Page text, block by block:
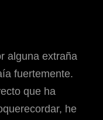
alguna extraña
fuertemente.
que ha
he